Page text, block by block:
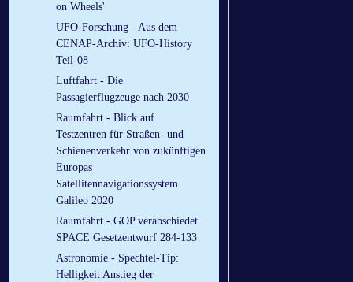
on Wheels'
UFO-Forschung - Aus dem
CENAP-Archiv: UFO-History
Teil-08
Luftfahrt - Die
Passagierflugzeuge nach 2030
Raumfahrt - Blick auf
Testzentren für Straßen- und
Schienenverkehr von zukünftigen
Europas
Satellitennavigationssystem
Galileo 2020
Raumfahrt - GOP verabschiedet
SPACE Gesetzentwurf 284-133
Astronomie - Spechtel-Tip:
Helligkeit Anstieg der